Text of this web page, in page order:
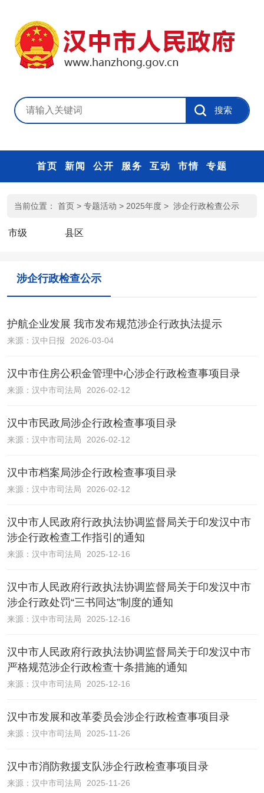
首页 新闻 公开 服务 互动 市情 专题
当前位置： 首页 > 专题活动 > 2025年度 > 涉企行政检查公示
市级 县区
涉企行政检查公示
护航企业发展 我市发布规范涉企行政执法提示
来源： 汉中日报 2026-03-04
汉中市住房公积金管理中心涉企行政检查事项目录
来源： 汉中市司法局 2026-02-12
汉中市民政局涉企行政检查事项目录
来源： 汉中市司法局 2026-02-12
汉中市档案局涉企行政检查事项目录
来源： 汉中市司法局 2026-02-12
汉中市人民政府行政执法协调监督局关于印发汉中市
涉企行政检查工作指引的通知
来源： 汉中市司法局 2025-12-16
汉中市人民政府行政执法协调监督局关于印发汉中市
涉企行政处罚“三书同达”制度的通知
来源： 汉中市司法局 2025-12-16
汉中市人民政府行政执法协调监督局关于印发汉中市
严格规范涉企行政检查十条措施的通知
来源： 汉中市司法局 2025-12-16
汉中市发展和改革委员会涉企行政检查事项目录
来源： 汉中市司法局 2025-11-26
汉中市消防救援支队涉企行政检查事项目录
来源： 汉中市司法局 2025-11-26